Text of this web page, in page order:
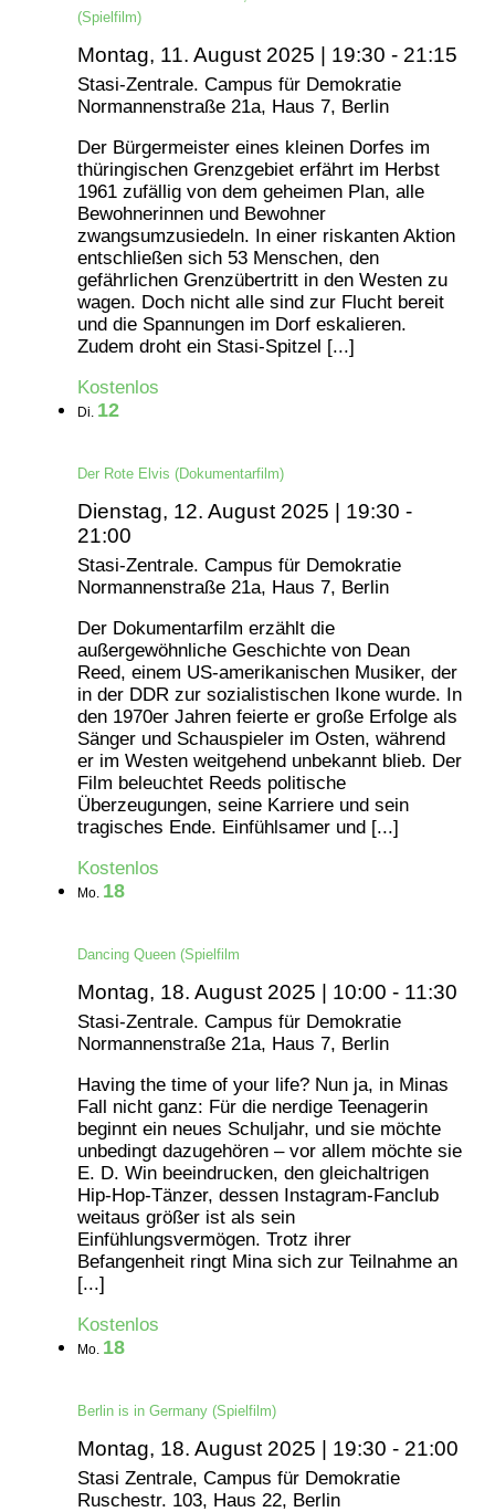
(Spielfilm)
Montag, 11. August 2025 | 19:30 - 21:15
Stasi-Zentrale. Campus für Demokratie
Normannenstraße 21a, Haus 7, Berlin
Der Bürgermeister eines kleinen Dorfes im
thüringischen Grenzgebiet erfährt im Herbst
1961 zufällig von dem geheimen Plan, alle
Bewohnerinnen und Bewohner
zwangsumzusiedeln. In einer riskanten Aktion
entschließen sich 53 Menschen, den
gefährlichen Grenzübertritt in den Westen zu
wagen. Doch nicht alle sind zur Flucht bereit
und die Spannungen im Dorf eskalieren.
Zudem droht ein Stasi-Spitzel [...]
Kostenlos
Di. 12
Der Rote Elvis (Dokumentarfilm)
Dienstag, 12. August 2025 | 19:30 -
21:00
Stasi-Zentrale. Campus für Demokratie
Normannenstraße 21a, Haus 7, Berlin
Der Dokumentarfilm erzählt die
außergewöhnliche Geschichte von Dean
Reed, einem US-amerikanischen Musiker, der
in der DDR zur sozialistischen Ikone wurde. In
den 1970er Jahren feierte er große Erfolge als
Sänger und Schauspieler im Osten, während
er im Westen weitgehend unbekannt blieb. Der
Film beleuchtet Reeds politische
Überzeugungen, seine Karriere und sein
tragisches Ende. Einfühlsamer und [...]
Kostenlos
Mo. 18
Dancing Queen (Spielfilm
Montag, 18. August 2025 | 10:00 - 11:30
Stasi-Zentrale. Campus für Demokratie
Normannenstraße 21a, Haus 7, Berlin
Having the time of your life? Nun ja, in Minas
Fall nicht ganz: Für die nerdige Teenagerin
beginnt ein neues Schuljahr, und sie möchte
unbedingt dazugehören – vor allem möchte sie
E. D. Win beeindrucken, den gleichaltrigen
Hip-Hop-Tänzer, dessen Instagram-Fanclub
weitaus größer ist als sein
Einfühlungsvermögen. Trotz ihrer
Befangenheit ringt Mina sich zur Teilnahme an
[...]
Kostenlos
Mo. 18
Berlin is in Germany (Spielfilm)
Montag, 18. August 2025 | 19:30 - 21:00
Stasi Zentrale, Campus für Demokratie
Ruschestr. 103, Haus 22, Berlin